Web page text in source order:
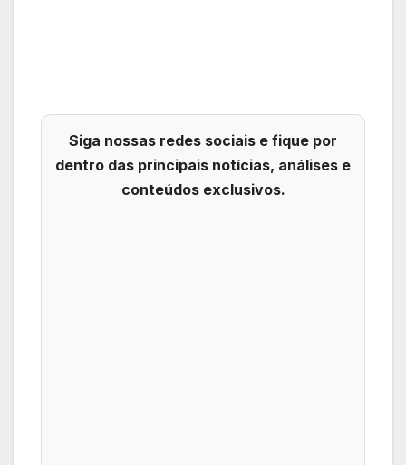
Siga nossas redes sociais e fique por
dentro das principais notícias, análises e
conteúdos exclusivos.